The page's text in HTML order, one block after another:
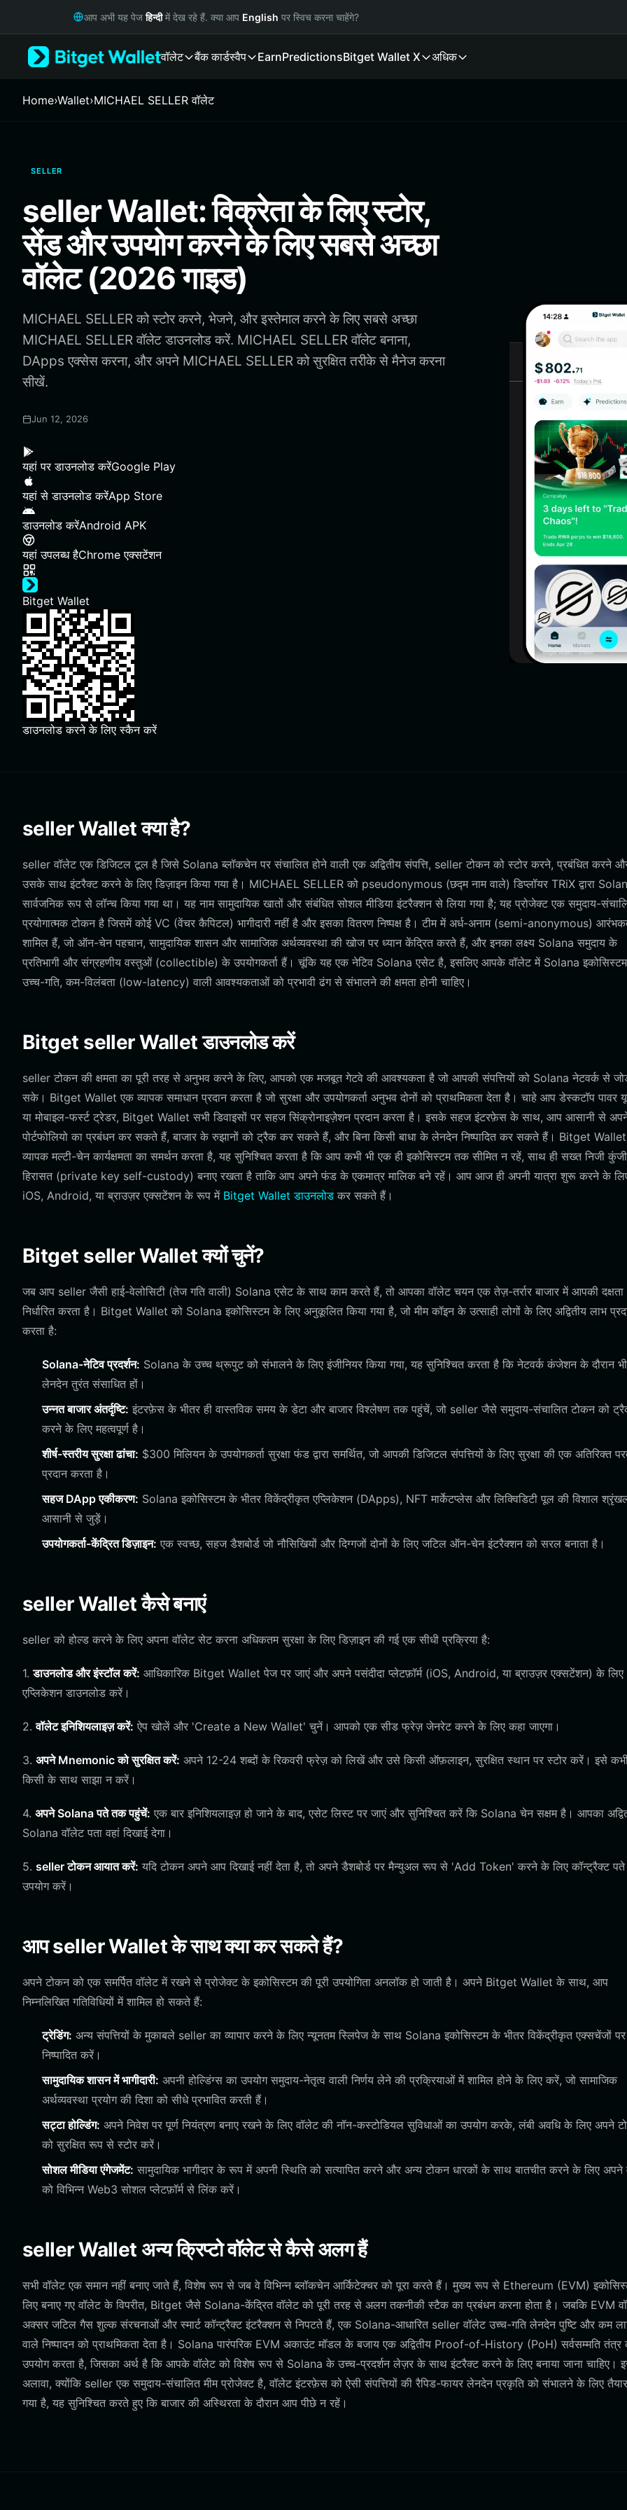
Русский
Italiano
繁體中文
Bahasa Indonesia
ภาษาไทย
Español
Português (Brasil)
Español (Argentina)
आप अभी यह पेजहिन्दीमें देख रहे हैं. क्या आप English पर स्विच करना चाहेंगे?
वॉलेट बैंक कार्डस्वैप EarnPredictionsBitget Wallet X अधिक
Home›Wallet›MICHAEL SELLER वॉलेट
SELLER
seller Wallet: विक्रेता के लिए स्टोर,
सेंड और उपयोग करने के लिए सबसे अच्छा
वॉलेट (2026 गाइड)
MICHAEL SELLER को स्टोर करने, भेजने, और इस्तेमाल करने के लिए सबसे अच्छा
MICHAEL SELLER वॉलेट डाउनलोड करें. MICHAEL SELLER वॉलेट बनाना,
DApps एक्सेस करना, और अपने MICHAEL SELLER को सुरक्षित तरीके से मैनेज करना
सीखें.
Jun 12, 2026
यहां पर डाउनलोड करेंGoogle Play
यहां से डाउनलोड करेंApp Store
डाउनलोड करेंAndroid APK
यहां उपलब्ध हैChrome एक्सटेंशन
Bitget Wallet
डाउनलोड करने के लिए स्कैन करें
seller Wallet क्या है?
seller वॉलेट एक डिजिटल टूल है जिसे Solana ब्लॉकचेन पर संचालित होने वाली एक अद्वितीय संपत्ति, seller टोकन को स्टोर करने, प्रबंधित करने
उसके साथ इंटरैक्ट करने के लिए डिज़ाइन किया गया है। MICHAEL SELLER को pseudonymous (छद्म नाम वाले) डिप्लॉयर TRiX द्वारा
सार्वजनिक रूप से लॉन्च किया गया था। यह नाम सामुदायिक खातों और संबंधित सोशल मीडिया इंटरैक्शन से लिया गया है; यह प्रोजेक्ट एक समुदाय-
प्रयोगात्मक टोकन है जिसमें कोई VC (वेंचर कैपिटल) भागीदारी नहीं है और इसका वितरण निष्पक्ष है। टीम में अर्ध-अनाम (semi-anonymous)
शामिल हैं, जो ऑन-चेन पहचान, सामुदायिक शासन और सामाजिक अर्थव्यवस्था की खोज पर ध्यान केंद्रित करते हैं, और इनका लक्ष्य Solana समुदाय के
प्रतिभागी और संग्रहणीय वस्तुओं (collectible) के उपयोगकर्ता हैं। चूंकि यह एक नेटिव Solana एसेट है, इसलिए आपके वॉलेट में Solana
उच्च-गति, कम-विलंबता (low-latency) वाली आवश्यकताओं को प्रभावी ढंग से संभालने की क्षमता होनी चाहिए।
Bitget seller Wallet डाउनलोड करें
seller टोकन की क्षमता का पूरी तरह से अनुभव करने के लिए, आपको एक मजबूत गेटवे की आवश्यकता है जो आपकी संपत्तियों को Solana नेटवर्क से
सके। Bitget Wallet एक व्यापक समाधान प्रदान करता है जो सुरक्षा और उपयोगकर्ता अनुभव दोनों को प्राथमिकता देता है। चाहे आप डेस्कटॉप पावर
या मोबाइल-फर्स्ट ट्रेडर, Bitget Wallet सभी डिवाइसों पर सहज सिंक्रोनाइज़ेशन प्रदान करता है। इसके सहज इंटरफ़ेस के साथ, आप आसानी से
पोर्टफोलियो का प्रबंधन कर सकते हैं, बाजार के रुझानों को ट्रैक कर सकते हैं, और बिना किसी बाधा के लेनदेन निष्पादित कर सकते हैं। Bitget Wallet
व्यापक मल्टी-चेन कार्यक्षमता का समर्थन करता है, यह सुनिश्चित करता है कि आप कभी भी एक ही इकोसिस्टम तक सीमित न रहें, साथ ही सख्त निजी
हिरासत (private key self-custody) बनाए रखता है ताकि आप अपने फंड के एकमात्र मालिक बने रहें। आप आज ही अपनी यात्रा शुरू करने के
iOS, Android, या ब्राउज़र एक्सटेंशन के रूप में Bitget Wallet डाउनलोड कर सकते हैं।
Bitget seller Wallet क्यों चुनें?
जब आप seller जैसी हाई-वेलोसिटी (तेज गति वाली) Solana एसेट के साथ काम करते हैं, तो आपका वॉलेट चयन एक तेज़-तर्रार बाजार में आपकी दक्षता
निर्धारित करता है। Bitget Wallet को Solana इकोसिस्टम के लिए अनुकूलित किया गया है, जो मीम कॉइन के उत्साही लोगों के लिए अद्वितीय लाभ
करता है:
Solana-नेटिव प्रदर्शन: Solana के उच्च थ्रूपुट को संभालने के लिए इंजीनियर किया गया, यह सुनिश्चित करता है कि नेटवर्क कंजेशन के दौरान
लेनदेन तुरंत संसाधित हों।
उन्नत बाजार अंतर्दृष्टि: इंटरफ़ेस के भीतर ही वास्तविक समय के डेटा और बाजार विश्लेषण तक पहुंचें, जो seller जैसे समुदाय-संचालित टोकन को
करने के लिए महत्वपूर्ण है।
शीर्ष-स्तरीय सुरक्षा ढांचा: $300 मिलियन के उपयोगकर्ता सुरक्षा फंड द्वारा समर्थित, जो आपकी डिजिटल संपत्तियों के लिए सुरक्षा की एक अतिरिक्त
प्रदान करता है।
सहज DApp एकीकरण: Solana इकोसिस्टम के भीतर विकेंद्रीकृत एप्लिकेशन (DApps), NFT मार्केटप्लेस और लिक्विडिटी पूल की विशाल
आसानी से जुड़ें।
उपयोगकर्ता-केंद्रित डिज़ाइन: एक स्वच्छ, सहज डैशबोर्ड जो नौसिखियों और दिग्गजों दोनों के लिए जटिल ऑन-चेन इंटरैक्शन को सरल बनाता है।
seller Wallet कैसे बनाएं
seller को होल्ड करने के लिए अपना वॉलेट सेट करना अधिकतम सुरक्षा के लिए डिज़ाइन की गई एक सीधी प्रक्रिया है:
1.डाउनलोड और इंस्टॉल करें: आधिकारिक Bitget Wallet पेज पर जाएं और अपने पसंदीदा प्लेटफ़ॉर्म (iOS, Android, या ब्राउज़र एक्सटेंशन) के लिए
एप्लिकेशन डाउनलोड करें।
2.वॉलेट इनिशियलाइज़ करें: ऐप खोलें और 'Create a New Wallet' चुनें। आपको एक सीड फ्रेज़ जेनरेट करने के लिए कहा जाएगा।
3. अपने Mnemonic को सुरक्षित करें: अपने 12-24 शब्दों के रिकवरी फ्रेज़ को लिखें और उसे किसी ऑफ़लाइन, सुरक्षित स्थान पर स्टोर करें। इसे
किसी के साथ साझा न करें।
4. अपने Solana पते तक पहुंचें: एक बार इनिशियलाइज़ हो जाने के बाद, एसेट लिस्ट पर जाएं और सुनिश्चित करें कि Solana चेन सक्षम है। आपका
Solana वॉलेट पता वहां दिखाई देगा।
5. seller टोकन आयात करें: यदि टोकन अपने आप दिखाई नहीं देता है, तो अपने डैशबोर्ड पर मैन्युअल रूप से 'Add Token' करने के लिए कॉन्ट्रैक्ट
उपयोग करें।
आप seller Wallet के साथ क्या कर सकते हैं?
अपने टोकन को एक समर्पित वॉलेट में रखने से प्रोजेक्ट के इकोसिस्टम की पूरी उपयोगिता अनलॉक हो जाती है। अपने Bitget Wallet के साथ, आप
निम्नलिखित गतिविधियों में शामिल हो सकते हैं:
ट्रेडिंग: अन्य संपत्तियों के मुकाबले seller का व्यापार करने के लिए न्यूनतम स्लिपेज के साथ Solana इकोसिस्टम के भीतर विकेंद्रीकृत एक्सचेंजों
निष्पादित करें।
सामुदायिक शासन में भागीदारी: अपनी होल्डिंग्स का उपयोग समुदाय-नेतृत्व वाली निर्णय लेने की प्रक्रियाओं में शामिल होने के लिए करें, जो सामाजिक
अर्थव्यवस्था प्रयोग की दिशा को सीधे प्रभावित करती हैं।
सट्टा होल्डिंग: अपने निवेश पर पूर्ण नियंत्रण बनाए रखने के लिए वॉलेट की नॉन-कस्टोडियल सुविधाओं का उपयोग करके, लंबी अवधि के लिए अपने
को सुरक्षित रूप से स्टोर करें।
सोशल मीडिया एंगेजमेंट: सामुदायिक भागीदार के रूप में अपनी स्थिति को सत्यापित करने और अन्य टोकन धारकों के साथ बातचीत करने के लिए अपने
को विभिन्न Web3 सोशल प्लेटफ़ॉर्म से लिंक करें।
seller Wallet अन्य क्रिप्टो वॉलेट से कैसे अलग हैं
सभी वॉलेट एक समान नहीं बनाए जाते हैं, विशेष रूप से जब वे विभिन्न ब्लॉकचेन आर्किटेक्चर को पूरा करते हैं। मुख्य रूप से Ethereum (EVM)
लिए बनाए गए वॉलेट के विपरीत, Bitget जैसे Solana-केंद्रित वॉलेट को पूरी तरह से अलग तकनीकी स्टैक का प्रबंधन करना होता है। जबकि EVM
अक्सर जटिल गैस शुल्क संरचनाओं और स्मार्ट कॉन्ट्रैक्ट इंटरैक्शन से निपटते हैं, एक Solana-आधारित seller वॉलेट उच्च-गति लेनदेन पुष्टि और कम
वाले निष्पादन को प्राथमिकता देता है। Solana पारंपरिक EVM अकाउंट मॉडल के बजाय एक अद्वितीय Proof-of-History (PoH) सर्वसम्मति तंत्र
उपयोग करता है, जिसका अर्थ है कि आपके वॉलेट को विशेष रूप से Solana के उच्च-प्रदर्शन लेज़र के साथ इंटरैक्ट करने के लिए बनाया जाना चाहिए।
अलावा, क्योंकि seller एक समुदाय-संचालित मीम प्रोजेक्ट है, वॉलेट इंटरफ़ेस को ऐसी संपत्तियों की रैपिड-फायर लेनदेन प्रकृति को संभालने के लिए
गया है, यह सुनिश्चित करते हुए कि बाजार की अस्थिरता के दौरान आप पीछे न रहें।